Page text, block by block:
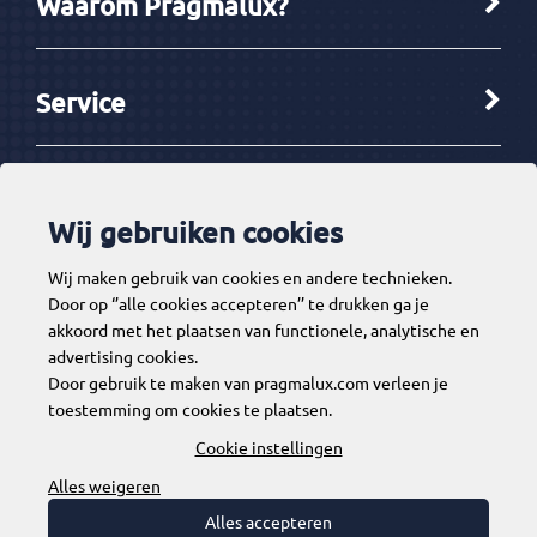
Categorie LED Downlight Mado Opbouw
EAN Code
Artikelcode 3501336
Verpakking
Service
Tools
Contact
Wij gebruiken cookies
Wij maken gebruik van cookies en andere technieken.
Door op ‘’alle cookies accepteren’’ te drukken ga je
akkoord met het plaatsen van functionele, analytische en
advertising cookies.
Door gebruik te maken van pragmalux.com verleen je
toestemming om cookies te plaatsen.
Cookie instellingen
Alles weigeren
Alles accepteren